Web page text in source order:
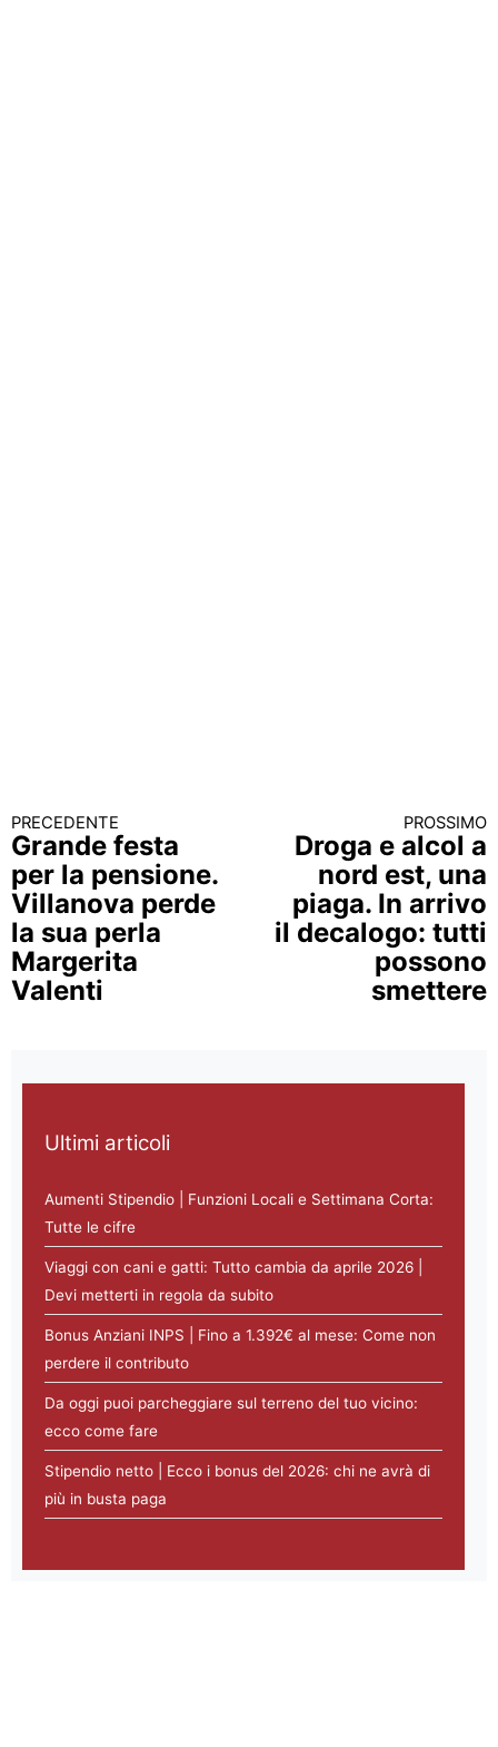
Continua a leggere
PRECEDENTE
Grande festa
per la pensione.
Villanova perde
la sua perla
Margerita
Valenti
PROSSIMO
Droga e alcol a
nord est, una
piaga. In arrivo
il decalogo: tutti
possono
smettere
Ultimi articoli
Aumenti Stipendio | Funzioni Locali e Settimana Corta:
Tutte le cifre
Viaggi con cani e gatti: Tutto cambia da aprile 2026 |
Devi metterti in regola da subito
Bonus Anziani INPS | Fino a 1.392€ al mese: Come non
perdere il contributo
Da oggi puoi parcheggiare sul terreno del tuo vicino:
ecco come fare
Stipendio netto | Ecco i bonus del 2026: chi ne avrà di
più in busta paga